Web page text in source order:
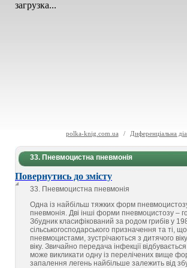
загрузка...
polka-knig.com.ua / Диференціальна
33. Пневмоцистна пневмонія
Повернутись до змісту
33. Пневмоцистна пневмонія
Одна із найбільш тяжких форм
пневмонія. Дві інші форми пневмоцистозу –
Збудник класифікований за родом грибів у
сільськогосподарського призначення та ті,
пневмоцистами, зустрічаються з дитячого
віку. Звичайно передача інфекції
може викликати одну із перелічених вище
запалення легень найбільше залежить від